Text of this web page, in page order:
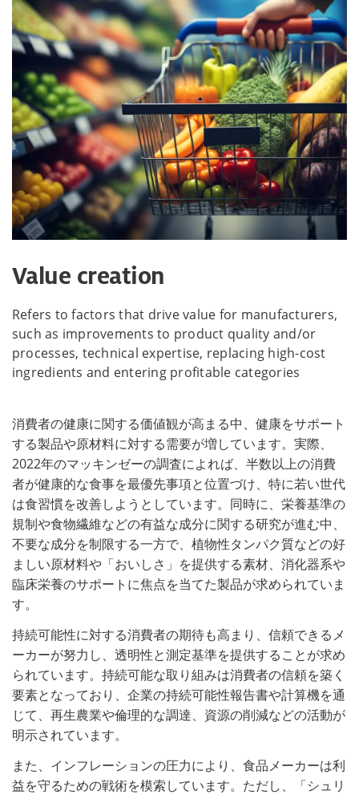
Value creation
Refers to factors that drive value for manufacturers,
such as improvements to product quality and/or
processes, technical expertise, replacing high-cost
ingredients and entering profitable categories
消費者の健康に関する価値観が高まる中、健康をサポート
する製品や原材料に対する需要が増しています。実際、
2022年のマッキンゼーの調査によれば、半数以上の消費
者が健康的な食事を最優先事項と位置づけ、特に若い世代
は食習慣を改善しようとしています。同時に、栄養基準の
規制や食物繊維などの有益な成分に関する研究が進む中、
不要な成分を制限する一方で、植物性タンパク質などの好
ましい原材料や「おいしさ」を提供する素材、消化器系や
臨床栄養のサポートに焦点を当てた製品が求められていま
す。
持続可能性に対する消費者の期待も高まり、信頼できるメ
ーカーが努力し、透明性と測定基準を提供することが求め
られています。持続可能な取り組みは消費者の信頼を築く
要素となっており、企業の持続可能性報告書や計算機を通
じて、再生農業や倫理的な調達、資源の削減などの活動が
明示されています。
また、インフレーションの圧力により、食品メーカーは利
益を守るための戦術を模索しています。ただし、「シュリ